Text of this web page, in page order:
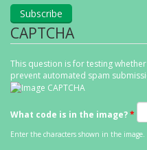
CAPTCHA
This question is for testing
prevent automated spam
What code is in the image?*
Enter the characters shown in the image.